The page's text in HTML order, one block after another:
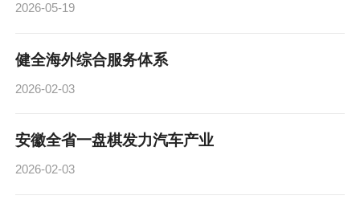
2026-05-19
健全海外综合服务体系
2026-02-03
安徽全省一盘棋发力汽车产业
2026-02-03